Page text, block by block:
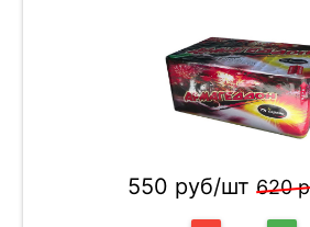
550 руб/шт 620